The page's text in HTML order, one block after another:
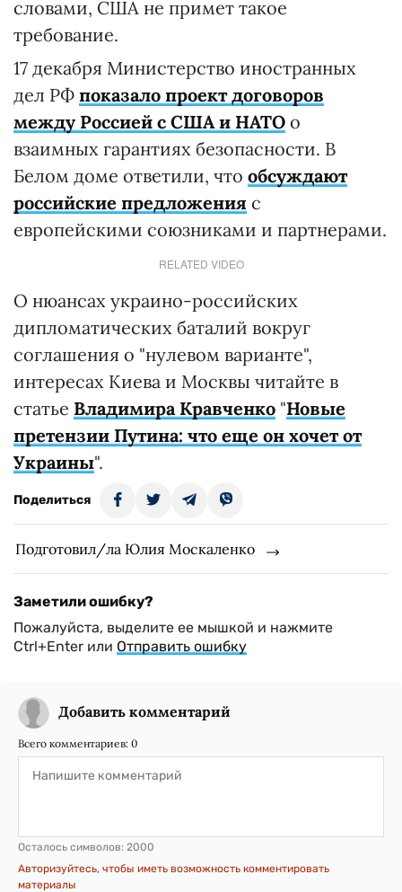
словами, США не примет такое
требование.
17 декабря Министерство иностранных
дел РФ показало проект договоров
между Россией с США и НАТО о
взаимных гарантиях безопасности. В
Белом доме ответили, что обсуждают
российские предложения с
европейскими союзниками и партнерами.
RELATED VIDEO
О нюансах украино-российских
дипломатических баталий вокруг
соглашения о "нулевом варианте",
интересах Киева и Москвы читайте в
статье Владимира Кравченко "Новые
претензии Путина: что еще он хочет от
Украины".
Поделиться
Подготовил/ла Юлия Москаленко
Заметили ошибку?
Пожалуйста, выделите ее мышкой и нажмите
Ctrl+Enter или Отправить ошибку
Добавить комментарий
Всего комментариев: 0
Осталось символов: 2000
Авторизуйтесь, чтобы иметь возможность комментировать
материалы